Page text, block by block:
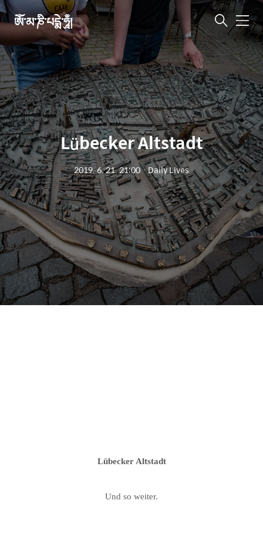
ཨོཾ་མ་ཎི་པདྨེ་ཧཱུྃ། 메
뉴
Lübecker Altstadt
2019. 6. 21. 21:00ㆍDaily Lives
Lübecker Altstadt
Und so weiter.